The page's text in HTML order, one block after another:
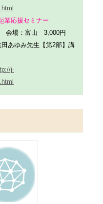
業応援セミナー
会場：富山 3,000円
あゆみ先生【第2部】講
j-